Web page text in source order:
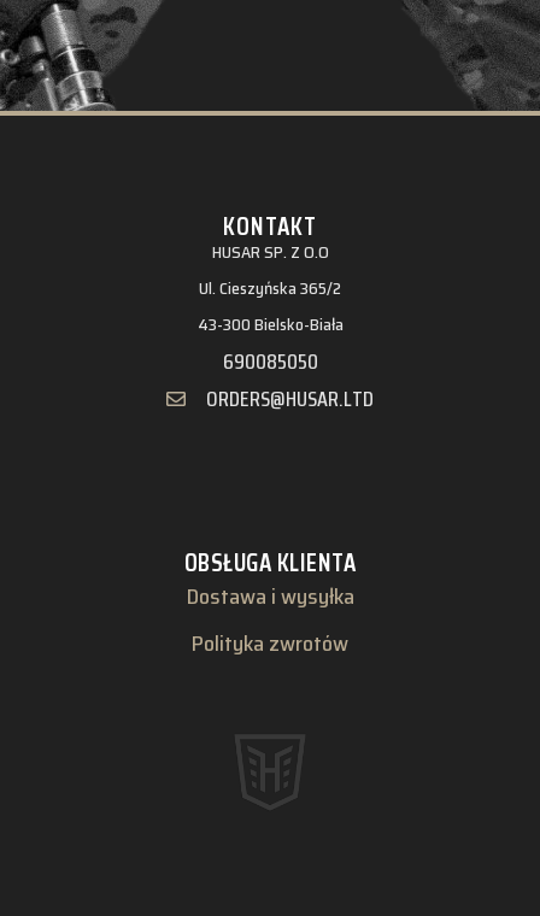
KONTAKT
HUSAR SP. Z O.O
Ul. Cieszyńska 365/2
43-300 Bielsko-Biała
690085050
ORDERS@HUSAR.LTD
OBSŁUGA KLIENTA
Dostawa i wysyłka
Polityka zwrotów